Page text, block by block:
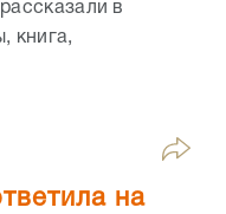
в
книга,
на